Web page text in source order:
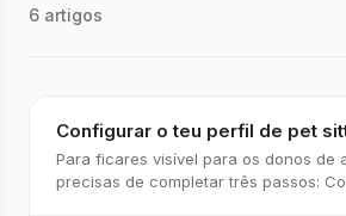
6 artigos
Configurar o teu perfil de pet
Para ficares visível para os donos de
precisas de completar três passos: